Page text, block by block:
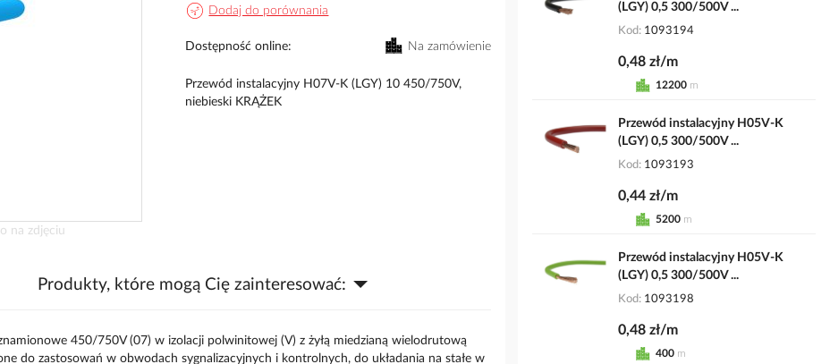
na zdjęciu
Dodaj do porównania
Dostępność online Na zamówienie
Przewód instalacyjny H07V-K (LGY) 10 450/750V,
niebieski KRĄŻEK
Produkty, które mogą Cię zainteresować:
450/750V (07) w izolacji polwinitowej (V) z żyłą miedzianą wielodrutową
do zastosowań w obwodach sygnalizacyjnych i kontrolnych, do układania na stałe w
(LGY) 0,5 300/500V ...
Kod 1093194
0,48 zł/m
12200 m
Przewód instalacyjny H05V-K
(LGY) 0,5 300/500V ...
Kod 1093193
0,44 zł/m
5200 m
Przewód instalacyjny H05V-K
(LGY) 0,5 300/500V ...
Kod 1093198
0,48 zł/m
400 m